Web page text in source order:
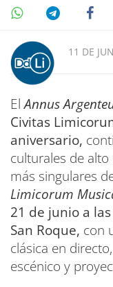
11 DE
ElAnnus
Civitas
aniversario,
culturales de
más singulares
Limicorum
21 de junio a
San Roque, con
clásica en
escénico y